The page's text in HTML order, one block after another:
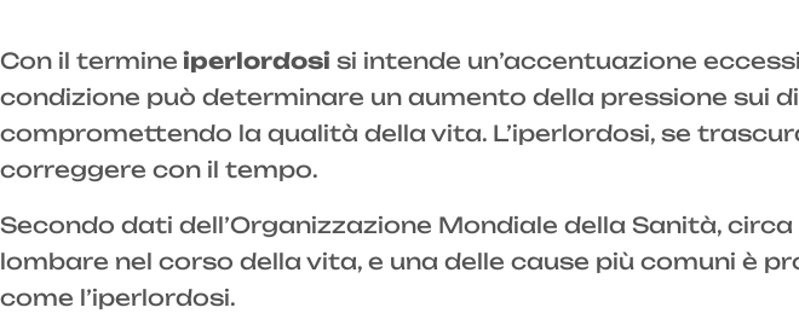
Con il termine iperlordosi si intende un’accentuazione
condizione può determinare un aumento della pressione
compromettendo la qualità della vita. L’iperlordosi, se
correggere con il tempo.
Secondo dati dell’Organizzazione Mondiale della Sanità,
lombare nel corso della vita, e una delle cause più comuni è
come l’iperlordosi.